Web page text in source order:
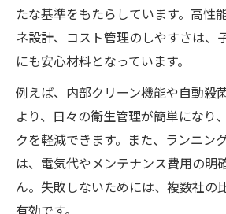
たな基準をもたらしています。高性
ネ設計、コスト管理のしやすさは、
にも安心材料となっています。
例えば、内部クリーン機能や自動殺
より、日々の衛生管理が簡単になり
クを軽減できます。また、ランニン
は、電気代やメンテナンス費用の明
ん。失敗しないためには、複数社の
有効です。